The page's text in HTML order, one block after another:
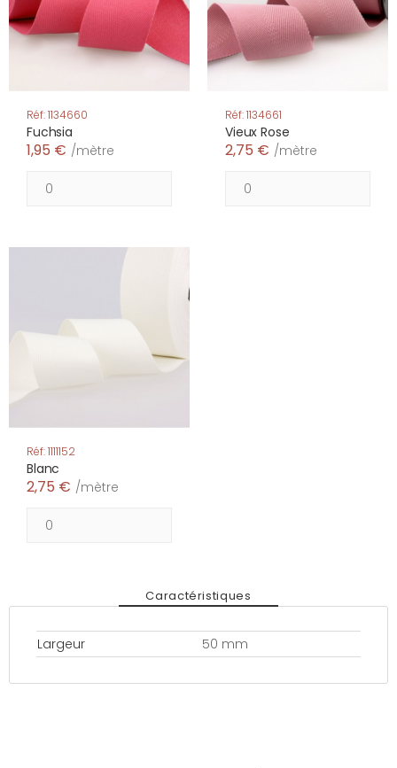
Réf: 1134660
Fuchsia
1,95 € /mètre
Réf: 1134661
Vieux Rose
2,75 € /mètre
Réf: 1111152
Blanc
2,75 € /mètre
Caractéristiques
Largeur 50 mm